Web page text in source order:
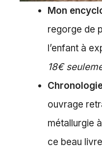
Mon
regorge de
l’enfant à
18€
ouvrage
métallurgie
ce beau